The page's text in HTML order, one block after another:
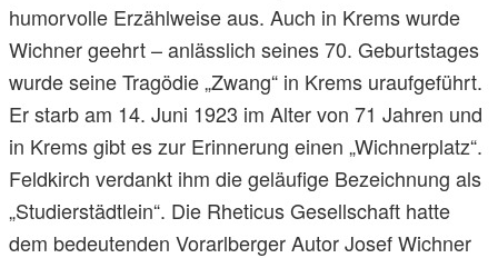
humorvolle Erzählweise aus. Auch in Krems wurde
Wichner geehrt – anlässlich seines 70. Geburtstages
wurde seine Tragödie „Zwang“ in Krems uraufgeführt.
Er starb am 14. Juni 1923 im Alter von 71 Jahren und
in Krems gibt es zur Erinnerung einen „Wichnerplatz“.
Feldkirch verdankt ihm die geläufige Bezeichnung als
„Studierstädtlein“. Die Rheticus Gesellschaft hatte
dem bedeutenden Vorarlberger Autor Josef Wichner